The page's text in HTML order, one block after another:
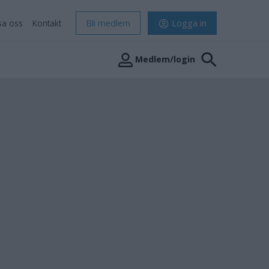
oss Kontakt Bli medlem Logga in
Medlem/login